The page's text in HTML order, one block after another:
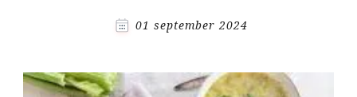
01 september 2024